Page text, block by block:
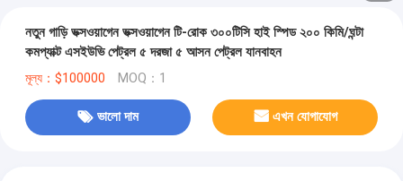
নতুন গাড়ি ভক্সওয়াগেন ভক্সওয়াগেন টি-রোক ৩০০টিসি হাই স্পিড ২০০ কিমি/ঘন্টা
কমপ্যাক্ট এসইউভি পেট্রল ৫ দরজা ৫ আসন পেট্রল যানবাহন
মূল্য：$100000 MOQ：1
ভালো দাম এখন যোগাযোগ